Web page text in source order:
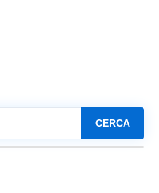
CERCA